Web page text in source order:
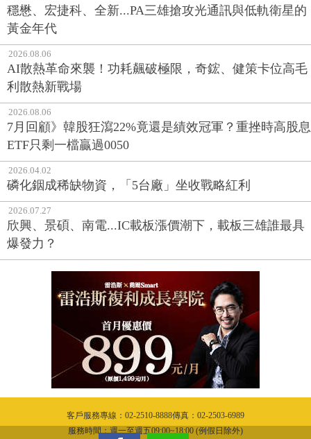
穩懋、宏捷科、全新...PA三雄搶攻光通訊與低軌衛星的
黃金年代
2026.08.06
AI散熱革命來襲！功耗飆破極限，奇鋐、健策卡位高毛
利散熱新戰場
2026.08.06
7月回顧》韓股狂瀉22%竟還是績效冠軍？重挫時高股息
ETF只剩一檔贏過0050
2026.04.02
磷化銦成稀缺物資，「5台廠」坐收戰略紅利
2026.07.27
欣興、景碩、南電...IC載板漲價潮下，載板三雄誰最具
爆發力？
客戶服務專線：02-2510-8888傳真：02-2503-6989
服務時間：週一至週五09:00~18:00 (例假日除外)